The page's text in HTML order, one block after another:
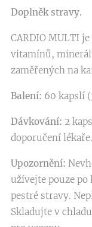
Doplněk stravy.
CARDIO MULTI
vitamínů,
zaměřených na
Balení: 60 kapslí
Dávkování: 2
doporučení
Upozornění:
užívejte pouze po
pestré stravy.
Skladujte v